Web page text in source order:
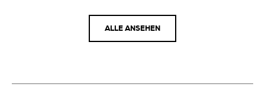
ALLE ANSEHEN